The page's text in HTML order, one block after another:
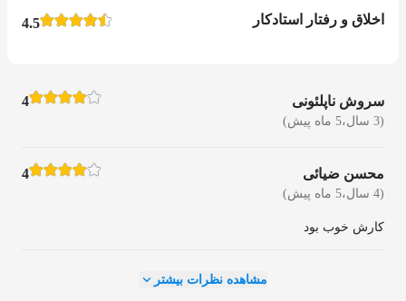
اخلاق و رفتار استادکار 4.5
سروش ناپلئونی
(3 سال،5 ماه پیش)
4
محسن ضیائی
(4 سال،5 ماه پیش)
4
کارش خوب بود
مشاهده نظرات بیشتر